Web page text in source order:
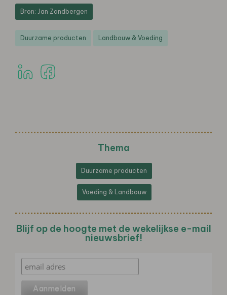
Bron: Jan Zandbergen
Duurzame producten Landbouw & Voeding
Thema
Duurzame producten
Voeding & Landbouw
Blijf op de hoogte met de wekelijkse e-mail
nieuwsbrief!